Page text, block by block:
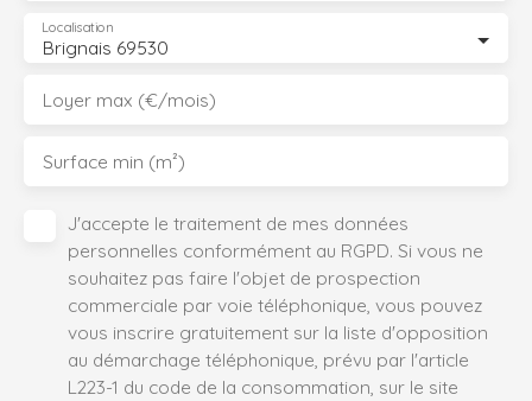
Brignais 69530
Localisation
Loyer max (€/mois)
Surface min (m²)
J'accepte le traitement de mes données
personnelles conformément au RGPD. Si vous ne
souhaitez pas faire l'objet de prospection
commerciale par voie téléphonique, vous pouvez
vous inscrire gratuitement sur la liste d'opposition
au démarchage téléphonique, prévu par l'article
L223-1 du code de la consommation, sur le site